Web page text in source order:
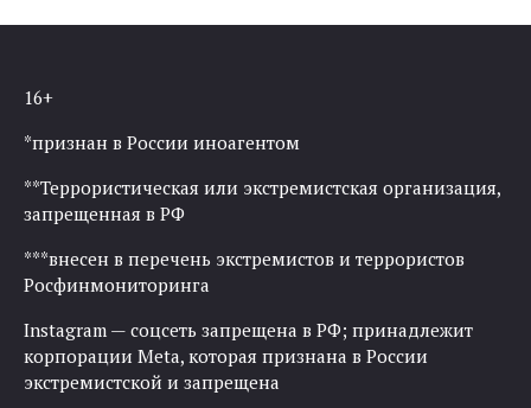
16+
*признан в России иноагентом
**Террористическая или экстремистская организация,
запрещенная в РФ
***внесен в перечень экстремистов и террористов
Росфинмониторинга
Instagram — соцсеть запрещена в РФ; принадлежит
корпорации Meta, которая признана в России
экстремистской и запрещена